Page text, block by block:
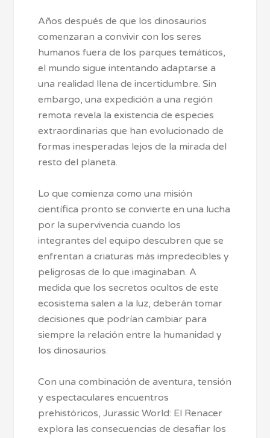
Años después de que los dinosaurios
comenzaran a convivir con los seres
humanos fuera de los parques temáticos,
el mundo sigue intentando adaptarse a
una realidad llena de incertidumbre. Sin
embargo, una expedición a una región
remota revela la existencia de especies
extraordinarias que han evolucionado de
formas inesperadas lejos de la mirada del
resto del planeta.
Lo que comienza como una misión
científica pronto se convierte en una lucha
por la supervivencia cuando los
integrantes del equipo descubren que se
enfrentan a criaturas más impredecibles y
peligrosas de lo que imaginaban. A
medida que los secretos ocultos de este
ecosistema salen a la luz, deberán tomar
decisiones que podrían cambiar para
siempre la relación entre la humanidad y
los dinosaurios.
Con una combinación de aventura, tensión
y espectaculares encuentros
prehistóricos, Jurassic World: El Renacer
explora las consecuencias de desafiar los